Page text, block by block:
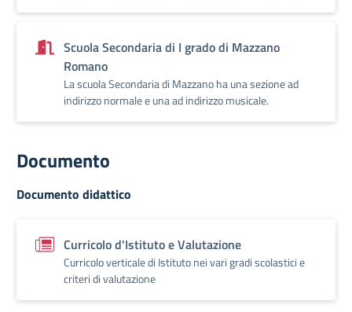
Scuola Secondaria di I grado di Mazzano
Romano
La scuola Secondaria di Mazzano ha una sezione ad
indirizzo normale e una ad indirizzo musicale.
Documento
Documento didattico
Curricolo d'Istituto e Valutazione
Curricolo verticale di Istituto nei vari gradi scolastici e
criteri di valutazione